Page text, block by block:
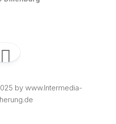
by www.Intermedia-